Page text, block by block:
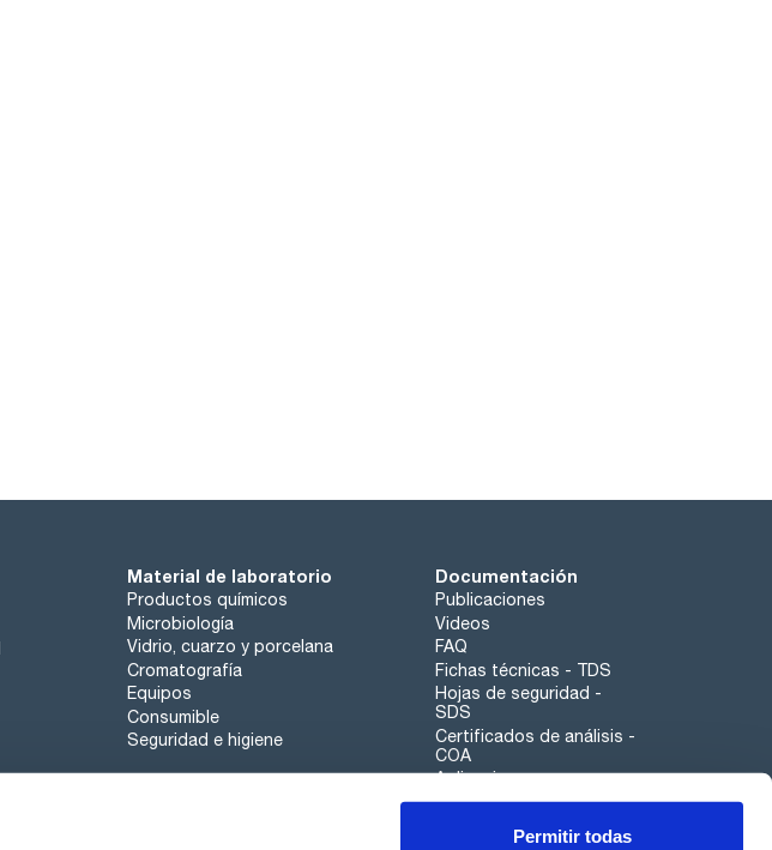
Permitir todas
Material de laboratorio
Productos químicos
Microbiología
Vidrio, cuarzo y porcelana
Cromatografía
Equipos
Consumible
Seguridad e higiene
Documentación
Publicaciones
Videos
FAQ
Fichas técnicas - TDS
Hojas de seguridad -
SDS
Certificados de análisis -
COA
Aplicaciones
Tabla Periódica